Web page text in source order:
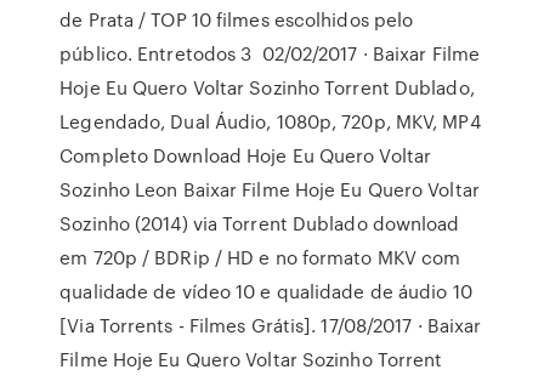
de Prata / TOP 10 filmes escolhidos pelo
público. Entretodos 3 02/02/2017 · Baixar Filme
Hoje Eu Quero Voltar Sozinho Torrent Dublado,
Legendado, Dual Áudio, 1080p, 720p, MKV, MP4
Completo Download Hoje Eu Quero Voltar
Sozinho Leon Baixar Filme Hoje Eu Quero Voltar
Sozinho (2014) via Torrent Dublado download
em 720p / BDRip / HD e no formato MKV com
qualidade de vídeo 10 e qualidade de áudio 10
[Via Torrents - Filmes Grátis]. 17/08/2017 · Baixar
Filme Hoje Eu Quero Voltar Sozinho Torrent